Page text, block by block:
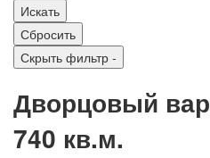
Скрыть фильтр -
Дворцовый
740 кв.м.